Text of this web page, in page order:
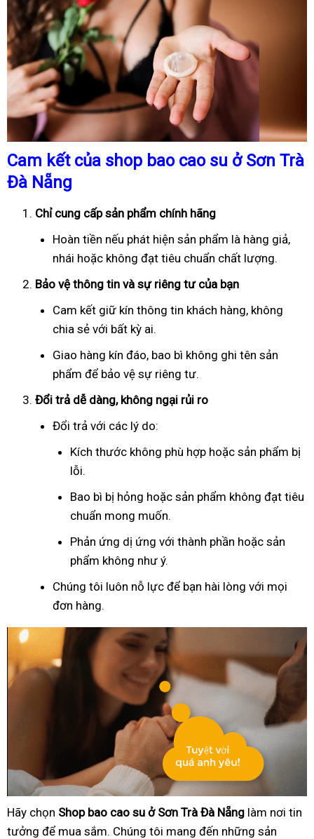
Cam kết của shop bao cao su ở Sơn Trà
Đà Nẵng
Chỉ cung cấp sản phẩm chính hãng
Hoàn tiền nếu phát hiện sản phẩm là hàng giả,
nhái hoặc không đạt tiêu chuẩn chất lượng.
Bảo vệ thông tin và sự riêng tư của bạn
Cam kết giữ kín thông tin khách hàng, không
chia sẻ với bất kỳ ai.
Giao hàng kín đáo, bao bì không ghi tên sản
phẩm để bảo vệ sự riêng tư.
Đổi trả dễ dàng, không ngại rủi ro
Đổi trả với các lý do:
Kích thước không phù hợp hoặc sản phẩm bị
lỗi.
Bao bì bị hỏng hoặc sản phẩm không đạt tiêu
chuẩn mong muốn.
Phản ứng dị ứng với thành phần hoặc sản
phẩm không như ý.
Chúng tôi luôn nỗ lực để bạn hài lòng với mọi
đơn hàng.
Hãy chọn Shop bao cao su ở Sơn Trà Đà Nẵng làm nơi tin
tưởng để mua sắm. Chúng tôi mang đến những sản